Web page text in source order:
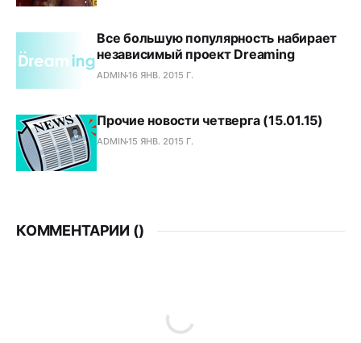
Все большую популярность набирает
независимый проект Dreaming
ADMIN16 ЯНВ. 2015 Г.
Прочие новости четверга (15.01.15)
ADMIN15 ЯНВ. 2015 Г.
КОММЕНТАРИИ ()